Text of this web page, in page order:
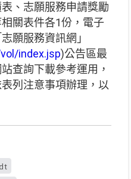
、志願服務申請獎勵
關表件各1份，電子
願服務資訊網」
index.jsp)公告區最
查詢下載參考運用，
列注意事項辦理，以